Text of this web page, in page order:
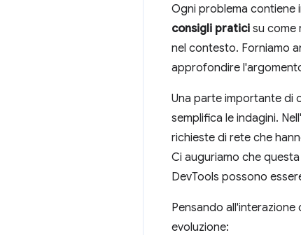
Ogni problema contiene
consigli pratici su come
nel contesto. Forniamo
approfondire
Una parte importante di
semplifica le indagini.
richieste di rete che
Ci auguriamo che
DevTools possono
Pensando
evoluzione: